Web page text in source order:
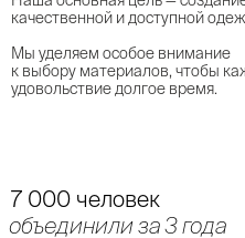
качественной и доступной
Мы уделяем особое внимание
к выбору материалов, чтобы
удовольствие долгое время.
объединили за 3 года
7 000 человек